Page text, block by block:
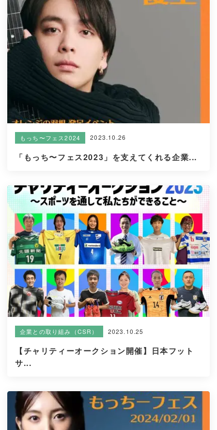
もっち〜フェス2024 2023.10.26
「もっち〜フェス2023」を支えてくれる企業...
企業との取り組み（CSR） 2023.10.25
【チャリティーオークション開催】日本フット
サ...